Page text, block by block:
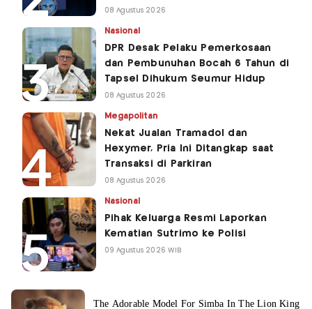
08 Agustus 2026
Nasional
DPR Desak Pelaku Pemerkosaan
dan Pembunuhan Bocah 6 Tahun di
Tapsel Dihukum Seumur Hidup
08 Agustus 2026
Megapolitan
Nekat Jualan Tramadol dan
Hexymer, Pria Ini Ditangkap saat
Transaksi di Parkiran
08 Agustus 2026
Nasional
Pihak Keluarga Resmi Laporkan
Kematian Sutrimo ke Polisi
09 Agustus 2026 WIB